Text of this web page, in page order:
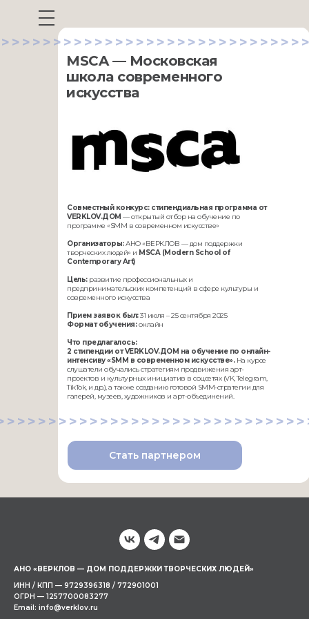
MSCA — Московская
школа современного
искусства
Совместный конкурс: стипендиальная программа от
VERKLOV.ДОМ — открытый отбор на обучение по
программе «SMM в современном искусстве»
Организаторы:АНО «ВЕРКЛОВ — дом поддержки
творческих людей» и MSCA (Modern School of
Contemporary Art)
Цель:развитие профессиональных и
предпринимательских компетенций в сфере культуры и
современного искусства
Прием заявок был:31 июля – 25 сентября 2025
Формат обучения:онлайн
Что предлагалось:
2 стипендии от VERKLOV.ДОМ на обучение по онлайн-
интенсиву «SMM в современном искусстве».На курсе
слушатели обучались стратегиям продвижения арт-
проектов и культурных инициатив в соцсетях (VK, Telegram,
TikTok, и др.), а также созданию готовой SMM-стратегии для
галерей, музеев, художников и арт-объединений.
Стать партнером
АНО «ВЕРКЛОВ — ДОМ ПОДДЕРЖКИ ТВОРЧЕСКИХ ЛЮДЕЙ»
ИНН / КПП — 9729396318 / 772901001
ОГРН — 1257700083277
Email: info@verklov.ru